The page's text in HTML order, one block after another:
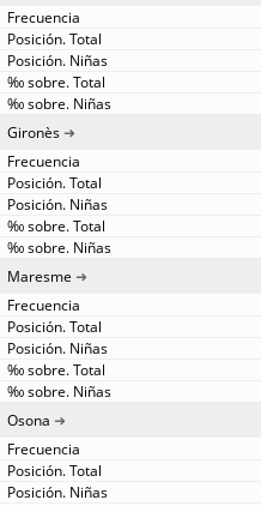
Gironès
Maresme
Osona